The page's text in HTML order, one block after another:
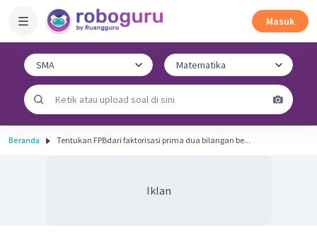
Masuk
Beranda Tentukan FPBdari faktorisasi prima dua bilangan be...
Iklan